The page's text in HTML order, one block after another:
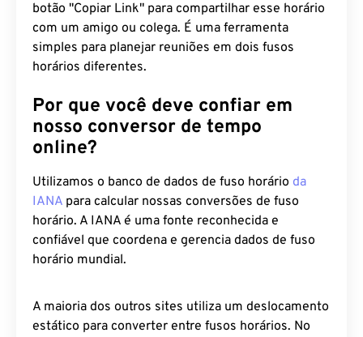
botão "Copiar Link" para compartilhar esse horário
com um amigo ou colega. É uma ferramenta
simples para planejar reuniões em dois fusos
horários diferentes.
Por que você deve confiar em
nosso conversor de tempo
online?
Utilizamos o banco de dados de fuso horário da
IANA para calcular nossas conversões de fuso
horário. A IANA é uma fonte reconhecida e
confiável que coordena e gerencia dados de fuso
horário mundial.
A maioria dos outros sites utiliza um deslocamento
estático para converter entre fusos horários. No